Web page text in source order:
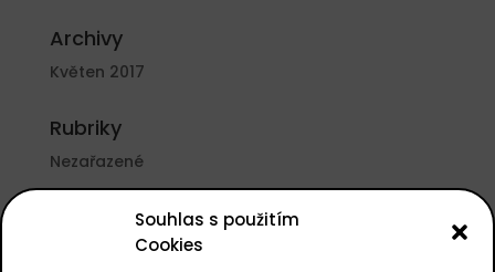
Souhlas s použitím
Cookies
Archivy
Květen 2017
Rubriky
Nezařazené
Základní informace